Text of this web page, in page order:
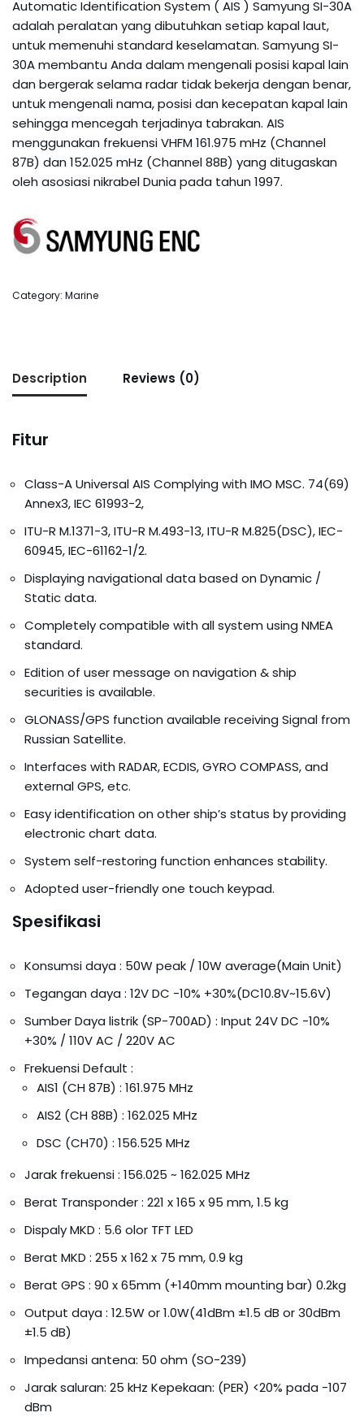
Automatic Identification System ( AIS ) Samyung SI-30A
adalah peralatan yang dibutuhkan setiap kapal laut,
untuk memenuhi standard keselamatan. Samyung SI-
30A membantu Anda dalam mengenali posisi kapal lain
dan bergerak selama radar tidak bekerja dengan benar,
untuk mengenali nama, posisi dan kecepatan kapal lain
sehingga mencegah terjadinya tabrakan. AIS
menggunakan frekuensi VHFM 161.975 mHz (Channel
87B) dan 152.025 mHz (Channel 88B) yang ditugaskan
oleh asosiasi nikrabel Dunia pada tahun 1997.
Category: Marine
Description Reviews (0)
Fitur
Class-A Universal AIS Complying with IMO MSC. 74(69)
Annex3, IEC 61993-2,
ITU-R M.1371-3, ITU-R M.493-13, ITU-R M.825(DSC), IEC-
60945, IEC-61162-1/2.
Displaying navigational data based on Dynamic /
Static data.
Completely compatible with all system using NMEA
standard.
Edition of user message on navigation & ship
securities is available.
GLONASS/GPS function available receiving Signal from
Russian Satellite.
Interfaces with RADAR, ECDIS, GYRO COMPASS, and
external GPS, etc.
Easy identification on other ship’s status by providing
electronic chart data.
System self-restoring function enhances stability.
Adopted user-friendly one touch keypad.
Spesifikasi
Konsumsi daya : 50W peak / 10W average(Main Unit)
Tegangan daya : 12V DC -10% +30%(DC10.8V~15.6V)
Sumber Daya listrik (SP-700AD) : Input 24V DC -10%
+30% / 110V AC / 220V AC
Frekuensi Default :
AIS1 (CH 87B) : 161.975 MHz
AIS2 (CH 88B) : 162.025 MHz
DSC (CH70) : 156.525 MHz
Jarak frekuensi : 156.025 ~ 162.025 MHz
Berat Transponder : 221 x 165 x 95 mm, 1.5 kg
Dispaly MKD : 5.6 olor TFT LED
Berat MKD : 255 x 162 x 75 mm, 0.9 kg
Berat GPS : 90 x 65mm (+140mm mounting bar) 0.2kg
Output daya : 12.5W or 1.0W(41dBm ±1.5 dB or 30dBm
±1.5 dB)
Impedansi antena: 50 ohm (SO-239)
Jarak saluran: 25 kHz Kepekaan: (PER) <20% pada -107
dBm